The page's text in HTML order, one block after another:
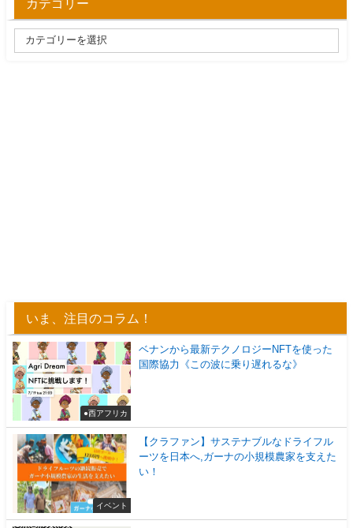
カテゴリー
いま、注目のコラム！
●西アフリカ
ベナンから最新テクノロジーNFTを使った
国際協力《この波に乗り遅れるな》
イベント
【クラファン】サステナブルなドライフル
ーツを日本へ,ガーナの小規模農家を支えた
い！